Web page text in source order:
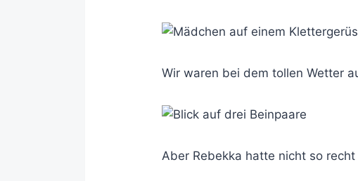
Wir waren bei dem tollen Wetter
Aber Rebekka hatte nicht so